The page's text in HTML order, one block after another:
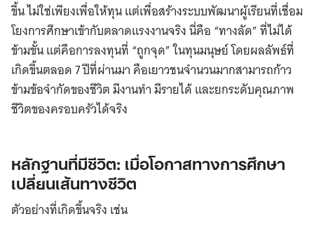
ขึ้น ไม่ใช่เพียงเพื่อให้ทุน แต่เพื่อสร้างระบบพัฒนาผู้เรียนที่เชื่อม
โยงการศึกษาเข้ากับตลาดแรงงานจริง นี่คือ “ทางลัด” ที่ไม่ได้
ข้ามขั้น แต่คือการลงทุนที่ “ถูกจุด” ในทุนมนุษย์ โดยผลลัพธ์ที่
เกิดขึ้นตลอด 7 ปีที่ผ่านมา คือเยาวชนจำนวนมากสามารถก้าว
ข้ามข้อจำกัดของชีวิต มีงานทำ มีรายได้ และยกระดับคุณภาพ
ชีวิตของครอบครัวได้จริง
หลักฐานที่มีชีวิต: เมื่อโอกาสทางการศึกษา
เปลี่ยนเส้นทางชีวิต
ตัวอย่างที่เกิดขึ้นจริง เช่น